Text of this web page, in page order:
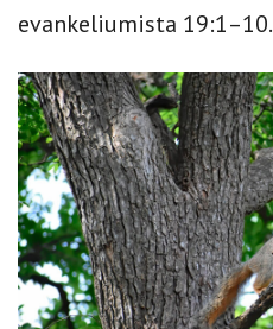
evankeliumista 19:1–10.